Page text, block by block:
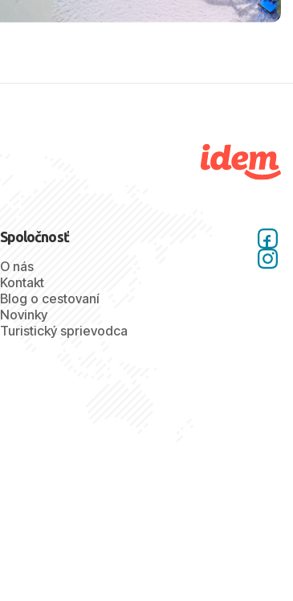
Spoločnosť
O nás
Kontakt
Blog o cestovaní
Novinky
Turistický sprievodca